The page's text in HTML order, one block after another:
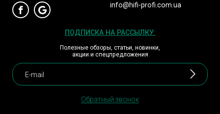
info@hifi-profi.com.ua
ПОДПИСКА НА РАССЫЛКУ:
Полезные обзоры, статьи, новинки,
акции и спецпредложения
Обратный звонок